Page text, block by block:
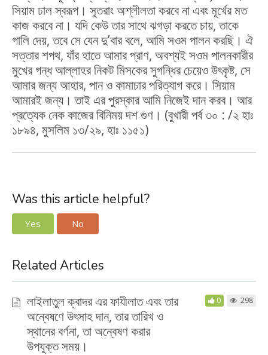
সিয়াম ঢাল স্বরূপ। সুতরাং অশ্লীলতা করবে না এবং মূর্খের মত
কাজ করবে না। যদি কেউ তার সাথে ঝগড়া করতে চায়, তাকে
গালি দেয়, তবে সে যেন দু’বার বলে, আমি সওম পালন করছি। ঐ
সত্তার শপথ, যাঁর হাতে আমার প্রাণ, অবশ্যই সওম পালনকারীর
মুখের গন্ধ আল্লাহর নিকট মিসকের সুগন্ধির চেয়েও উৎকৃষ্ট, সে
আমার জন্য আহার, পান ও কামাচার পরিত্যাগ করে। সিয়াম
আমারই জন্য। তাই এর পুরস্কার আমি নিজেই দান করব। আর
প্রত্যেক নেক কাজের বিনিময় দশ গুণ। (বুখারী পর্ব ৩০ : /২ হাঃ
১৮৯৪, মুসলিম ১৩/২৯, হাঃ ১১৫১)
Was this article helpful?
Yes No
Related Articles
লাইলাতুল ক্বাদর এর ফাযীলাত এবং তার
অন্বেষণে উৎসাহ দান, তার তারিখ ও
স্থানের বর্ণনা, তা অন্বেষণ করার
উপযুক্ত সময়।
0 298